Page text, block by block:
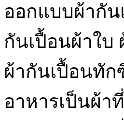
ออกแบบผ้ากัน
กันเปื้อนผ้าใบ
ผ้ากันเปื้อนทั
อาหารเป็นผ้